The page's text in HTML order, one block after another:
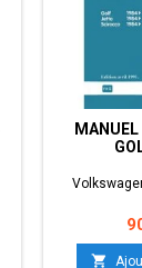
MANUEL
